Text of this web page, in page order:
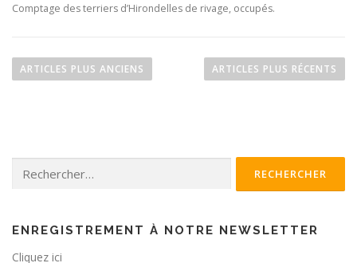
Comptage des terriers d’Hirondelles de rivage, occupés.
a
n
d
ARTICLES PLUS ANCIENS ARTICLES PLUS RÉCENTS
ENREGISTREMENT À NOTRE NEWSLETTER
Cliquez ici